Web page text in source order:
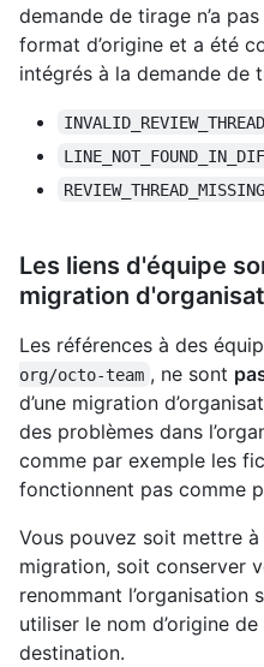
demande de tirage n’a
format d’origine et a été
intégrés à la demande de
INVALID_REVIEW_THREAD
Les liens d'équipe
migration
Les références à des
org/octo-team , ne sont
d’une migration
des problèmes dans
comme par exemple les
fonctionnent pas comme
Vous pouvez soit mettre
migration, soit conserver
renommant l’organisation
utiliser le nom d’origine
destination.